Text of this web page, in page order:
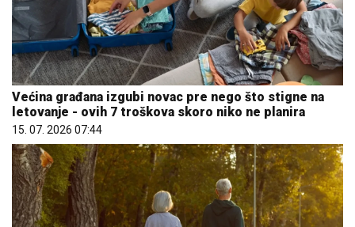
Većina građana izgubi novac pre nego što stigne na
letovanje - ovih 7 troškova skoro niko ne planira
15. 07. 2026 07:44